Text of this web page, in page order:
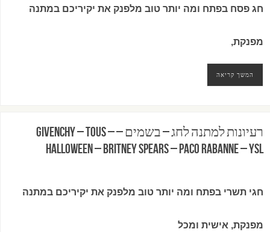
חג פסח בפתח ומה יותר טוב מלפנק את יקיריכם במתנה
מפנקת,
המשך קריאה
רעיונות למתנה לחג – בשמים – Givenchy – TOUS –
HALLOWEEN – BRITNEY SPEARS – PACO RABANNE – YSL
חגי תשרי בפתח ומה יותר טוב מלפנק את יקיריכם במתנה
מפנקת, אישית ומכל